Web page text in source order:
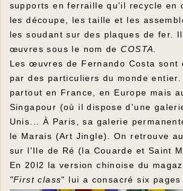
supports en ferraille qu'il recycle en
les découpe, les taille et les
les soudant sur des plaques de fer.
œuvres sous le nom deCOSTA.
Les œuvres de Fernando Costa sont
par des particuliers du monde
partout en France, en Europe mais
Singapour (où il dispose d'une
Unis... À Paris, sa galerie
le Marais (Art Jingle). On retrouve
sur l'Ile de Ré (la Couarde et Saint
En 20l2 la version chinoise du
"First class" lui a consacré six pages